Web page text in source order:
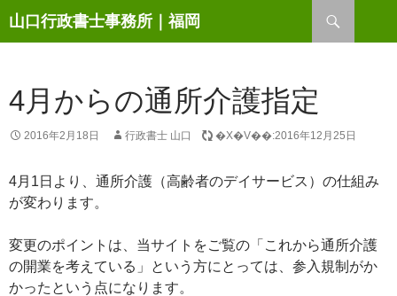
山口行政書士事務所｜福岡
検
索
ン
ツ
へ
ッ
プ
4月からの通所介護指定
2016年2月18日 行政書士 山口 �X�V��:2016年12月25日
4月1日より、通所介護（高齢者のデイサービス）の仕組み
が変わります。
変更のポイントは、当サイトをご覧の「これから通所介護
の開業を考えている」という方にとっては、参入規制がか
かったという点になります。